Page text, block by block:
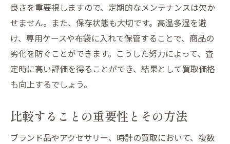
良さを重要視しますので、定期的なメンテナンスは欠か
せません。また、保存状態も大切です。高温多湿を避
け、専用ケースや布袋に入れて保管することで、商品の
劣化を防ぐことができます。こうした努力によって、査
定時に高い評価を得ることができ、結果として買取価格
も向上するでしょう。
比較することの重要性とその方法
ブランド品やアクセサリー、時計の買取において、複数